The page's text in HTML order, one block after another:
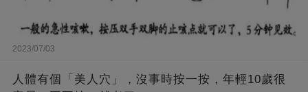
2023/07/03
人體有個「美人穴」，沒事時按一按，年輕10歲很